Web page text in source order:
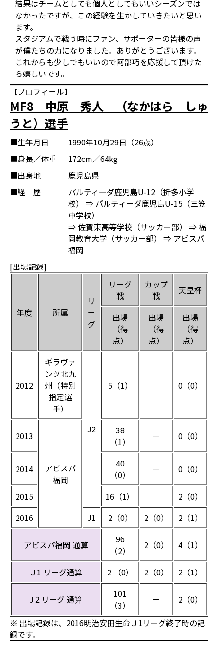
結果はチームとしても個人としてもいいシーズンでは
なかったですが、この経験を生かしていきたいと思い
ます。
スタジアムで戦う時にファン、サポーターの皆様の声
が僕たちの力になりました。ありがとうございます。
これからも少しでもいいので阿部巧を応援して頂けた
ら嬉しいです。
【プロフィール】
MF8 中原 秀人 （なかはら しゅ
うと）選手
■生年月日
1990年10月29日（26歳）
■身長／体重
172cm／64kg
■出身地
鹿児島県
■経 歴
パルティーダ鹿児島U-12（折多小学
校） ⇒ パルティーダ鹿児島U-15（三笠
中学校）
⇒ 佐賀東高等学校（サッカー部） ⇒ 福
岡教育大学（サッカー部） ⇒ アビスパ
福岡
[出場記録]
年度 所属
リ
ー
グ
リーグ
戦
カップ
戦
天皇杯
出場
（得
点）
出場
（得
点）
出場
（得
点）
2012
ギラヴァ
ンツ北九
州（特別
指定選
手）
J2
5（1） 0（0）
2013
アビスパ
福岡
38
（1）
－ 0（0）
2014
40
（0）
－ 0（0）
2015 16（1）
2（0）
2016
J1 2（0） 2（0） 2（1）
アビスパ福岡 通算
96
（2）
2（0） 4（1）
Ｊ1 リーグ通算 2 （0） 2（0） 2（1）
J２リーグ 通算
101
（3）
－
2（0）
※ 出場記録は、2016明治安田生命Ｊ1リーグ終了時の記
録です。